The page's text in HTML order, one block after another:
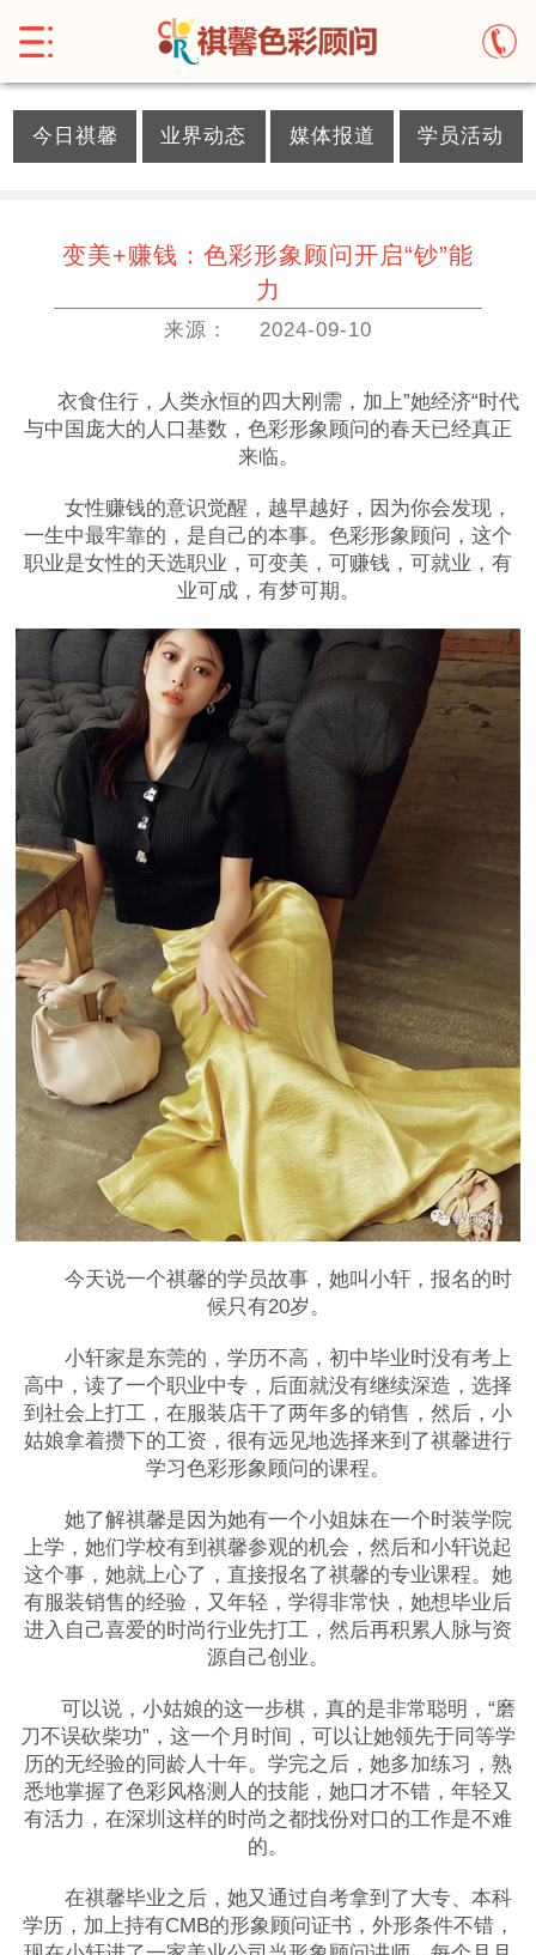
今日祺馨 业界动态 媒体报道 学员活动
变美+赚钱：色彩形象顾问开启“钞”能
力
来源： 2024-09-10
衣食住行，人类永恒的四大刚需，加上”她经济“时代
与中国庞大的人口基数，色彩形象顾问的春天已经真正
来临。
女性赚钱的意识觉醒，越早越好，因为你会发现，
一生中最牢靠的，是自己的本事。色彩形象顾问，这个
职业是女性的天选职业，可变美，可赚钱，可就业，有
业可成，有梦可期。
今天说一个祺馨的学员故事，她叫小轩，报名的时
候只有20岁。
小轩家是东莞的，学历不高，初中毕业时没有考上
高中，读了一个职业中专，后面就没有继续深造，选择
到社会上打工，在服装店干了两年多的销售，然后，小
姑娘拿着攒下的工资，很有远见地选择来到了祺馨进行
学习色彩形象顾问的课程。
她了解祺馨是因为她有一个小姐妹在一个时装学院
上学，她们学校有到祺馨参观的机会，然后和小轩说起
这个事，她就上心了，直接报名了祺馨的专业课程。她
有服装销售的经验，又年轻，学得非常快，她想毕业后
进入自己喜爱的时尚行业先打工，然后再积累人脉与资
源自己创业。
可以说，小姑娘的这一步棋，真的是非常聪明，“磨
刀不误砍柴功”，这一个月时间，可以让她领先于同等学
历的无经验的同龄人十年。学完之后，她多加练习，熟
悉地掌握了色彩风格测人的技能，她口才不错，年轻又
有活力，在深圳这样的时尚之都找份对口的工作是不难
的。
在祺馨毕业之后，她又通过自考拿到了大专、本科
学历，加上持有CMB的形象顾问证书，外形条件不错，